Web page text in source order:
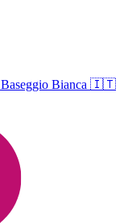
Baseggio Bianca 🇮🇹